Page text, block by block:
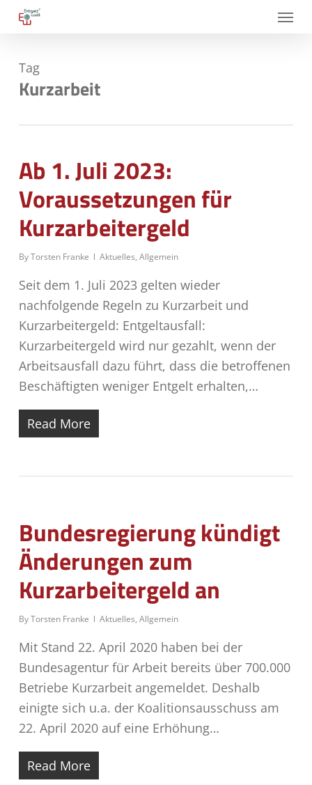
Skip
content
Menu
Tag
Kurzarbeit
Ab 1. Juli 2023:
Voraussetzungen für
Kurzarbeitergeld
ByTorsten Franke Aktuelles, Allgemein
Seit dem 1. Juli 2023 gelten wieder
nachfolgende Regeln zu Kurzarbeit und
Kurzarbeitergeld: Entgeltausfall:
Kurzarbeitergeld wird nur gezahlt, wenn der
Arbeitsausfall dazu führt, dass die betroffenen
Beschäftigten weniger Entgelt erhalten,…
Read More
Bundesregierung kündigt
Änderungen zum
Kurzarbeitergeld an
ByTorsten Franke Aktuelles, Allgemein
Mit Stand 22. April 2020 haben bei der
Bundesagentur für Arbeit bereits über 700.000
Betriebe Kurzarbeit angemeldet. Deshalb
einigte sich u.a. der Koalitionsausschuss am
22. April 2020 auf eine Erhöhung…
Read More